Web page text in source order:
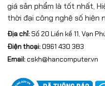
giá sản phẩm là tốt nhất,
thời đại công nghệ số hiện
Địa chỉ:Số 20 Liền kề 11, Vạn
Điện thoại:0961 430 383
Email:cskh@hancomputer.vn